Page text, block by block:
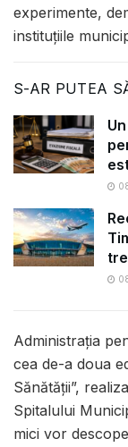
experimente,
instituțiile
S-AR PUTEA
Administrația
cea de-a doua
Sănătății”,
Spitalului
mici vor